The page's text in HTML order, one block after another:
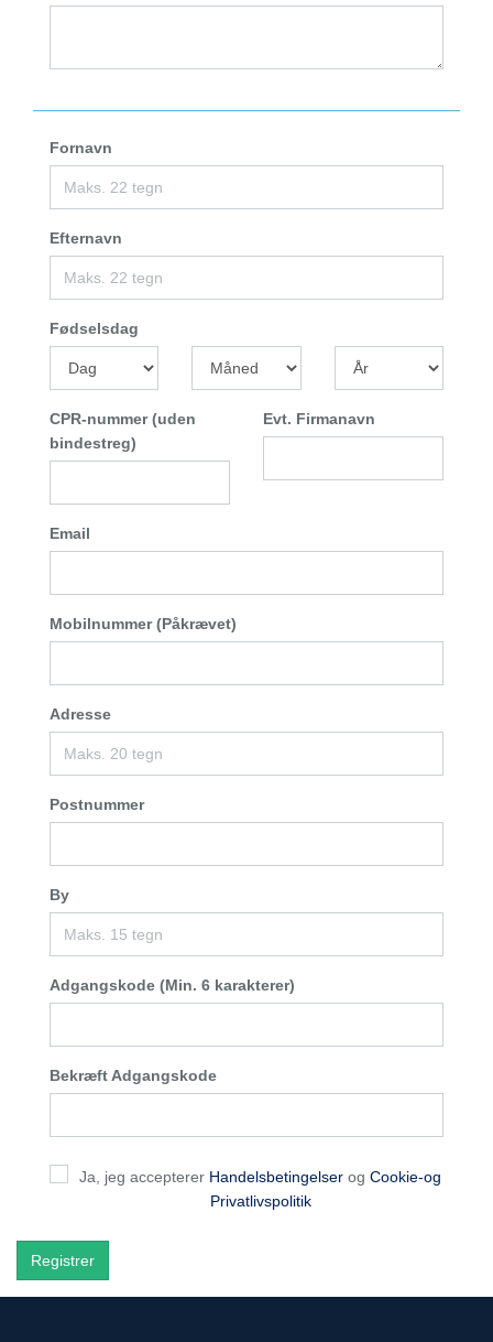
Fornavn
Efternavn
Fødselsdag
CPR-nummer (uden
bindestreg)
Evt. Firmanavn
Email
Mobilnummer (Påkrævet)
Adresse
Postnummer
By
Adgangskode (Min. 6 karakterer)
Bekræft Adgangskode
Ja, jeg accepterer Handelsbetingelser og Cookie-og
Privatlivspolitik
Registrer